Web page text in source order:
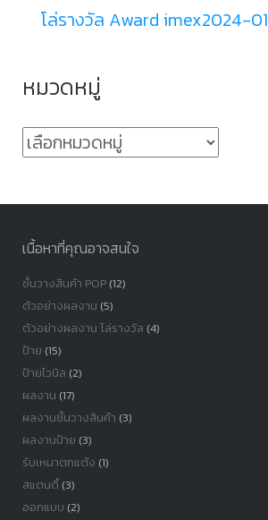
โล่รางวัล Award imex2024-01
หมวดหมู่
หมวด
เนื้อหาที่คุณอาจสนใจ
ชั้นวางสินค้า POP(12)
ตัวอย่างผลงาน (5)
ตัวอย่างผลงาน โล่รางวัล (4)
ป้าย (15)
ป้ายไวนิล (2)
ผลงาน (17)
ผลงานชั้นวางสินค้า (3)
ผลงานป้าย (3)
รับเหมาตกแต้ง (1)
สแตนดี้(3)
ออกแบบ (2)